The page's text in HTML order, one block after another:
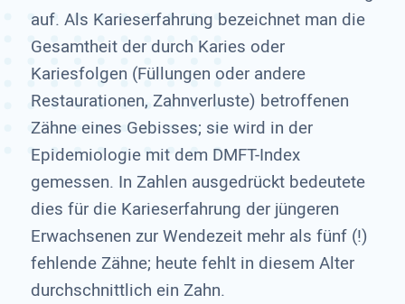
auf. Als Karieserfahrung bezeichnet man die
Gesamtheit der durch Karies oder
Kariesfolgen (Füllungen oder andere
Restaurationen, Zahnverluste) betroffenen
Zähne eines Gebisses; sie wird in der
Epidemiologie mit dem DMFT-Index
gemessen. In Zahlen ausgedrückt bedeutete
dies für die Karieserfahrung der jüngeren
Erwachsenen zur Wendezeit mehr als fünf (!)
fehlende Zähne; heute fehlt in diesem Alter
durchschnittlich ein Zahn.